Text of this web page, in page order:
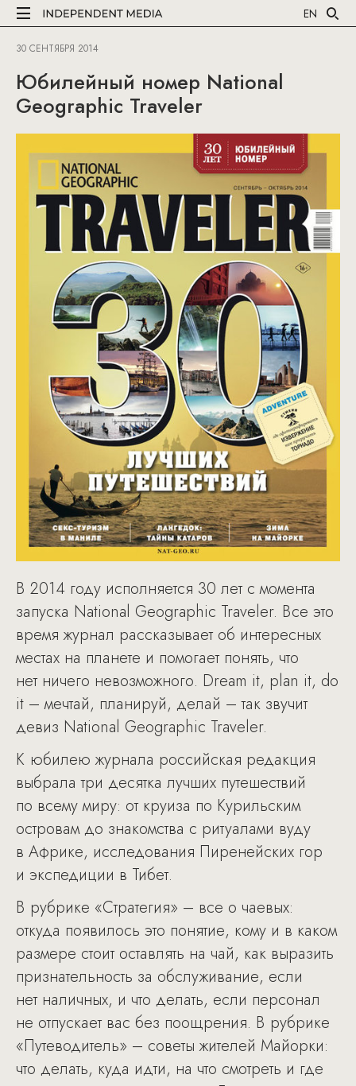
EN
30 СЕНТЯБРЯ 2014
Юбилейный номер National
Geographic Traveler
В 2014 году исполняется 30 лет с момента
запуска National Geographic Traveler. Все это
время журнал рассказывает об интересных
местах на планете и помогает понять, что
нет ничего невозможного. Dream it, plan it, do
it – мечтай, планируй, делай – так звучит
девиз National Geographic Traveler.
К юбилею журнала российская редакция
выбрала три десятка лучших путешествий
по всему миру: от круиза по Курильским
островам до знакомства с ритуалами вуду
в Африке, исследования Пиренейских гор
и экспедиции в Тибет.
В рубрике «Стратегия» – все о чаевых:
откуда появилось это понятие, кому и в каком
размере стоит оставлять на чай, как выразить
признательность за обслуживание, если
нет наличных, и что делать, если персонал
не отпускает вас без поощрения. В рубрике
«Путеводитель» – советы жителей Майорки:
что делать, куда идти, на что смотреть и где